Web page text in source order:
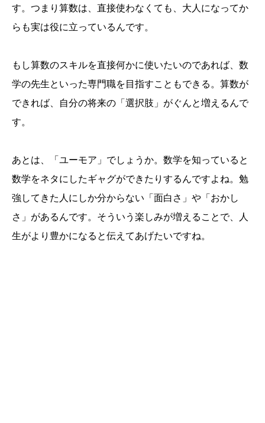
す。つまり算数は、直接使わなくても、大人になってか
らも実は役に立っているんです。
もし算数のスキルを直接何かに使いたいのであれば、数
学の先生といった専門職を目指すこともできる。算数が
できれば、自分の将来の「選択肢」がぐんと増えるんで
す。
あとは、「ユーモア」でしょうか。数学を知っていると
数学をネタにしたギャグができたりするんですよね。勉
強してきた人にしか分からない「面白さ」や「おかし
さ」があるんです。そういう楽しみが増えることで、人
生がより豊かになると伝えてあげたいですね。